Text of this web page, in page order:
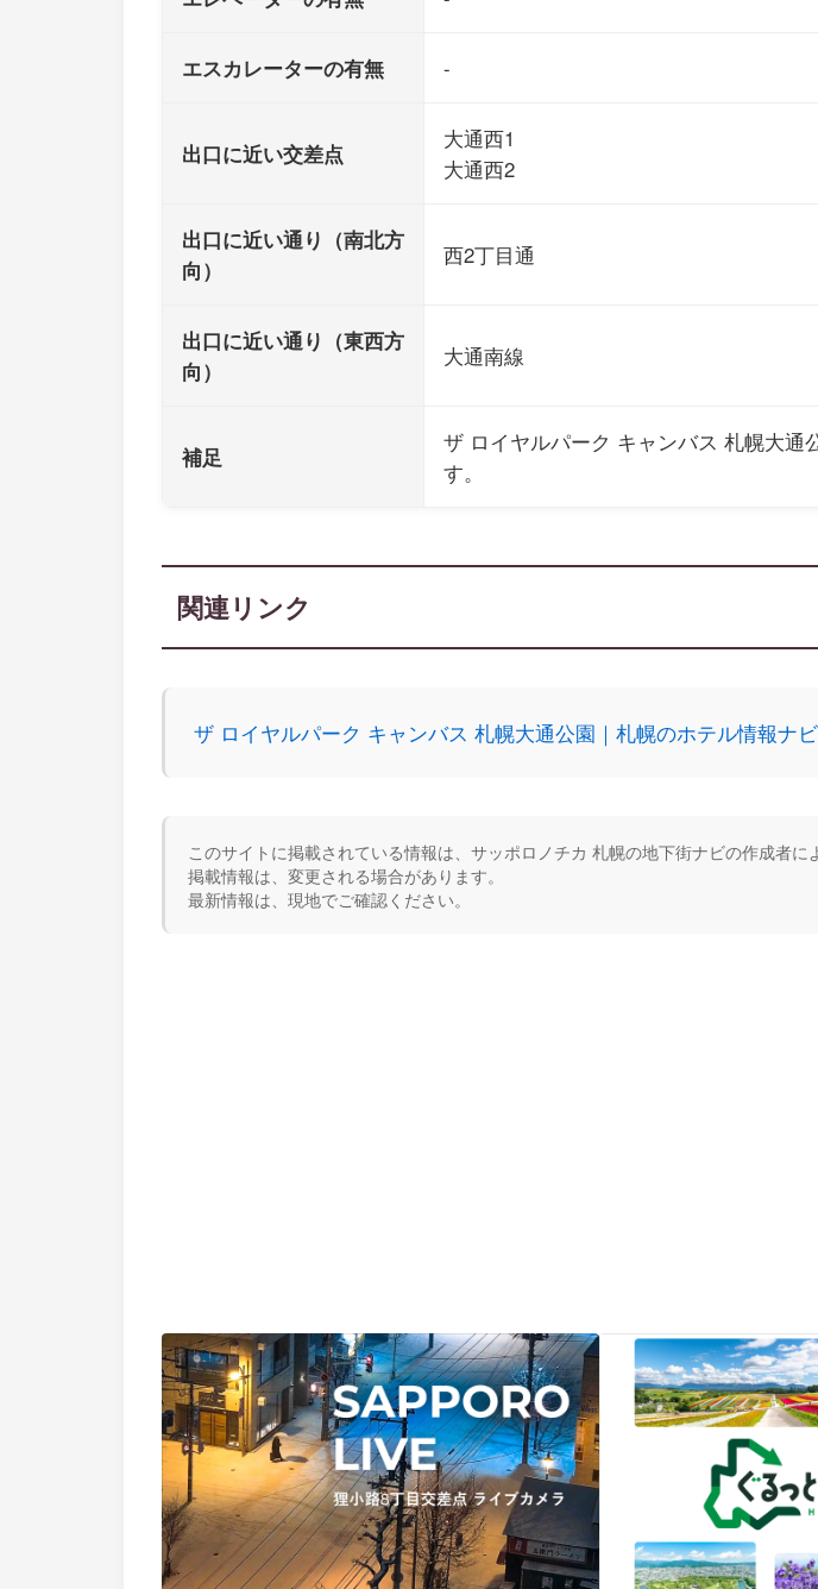
エスカレーターの有無 -
出口に近い交差点
大通西1
大通西2
出口に近い通り（南北方
向）
西2丁目通
出口に近い通り（東西方
向）
大通南線
補足
ザ ロイヤルパーク キャンバス 札幌大通
す。
関連リンク
ザ ロイヤルパーク キャンバス 札幌大通公園｜札幌のホテル情報ナビ
このサイトに掲載されている情報は、サッポロノチカ 札幌の地下街ナビの作成者に
掲載情報は、変更される場合があります。
最新情報は、現地でご確認ください。